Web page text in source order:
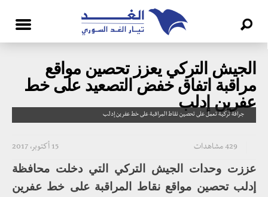
الجيش التركي يعزز تحصين مواقع
مراقبة اتفاق خفض التصعيد على خط
عفرين إدلب
جرافة تركية تعمل على تحصين نقاط المراقبة على خط عفرين إدلب
15 أكتوبر، 2017 429 مشاهدات
عززت وحدات الجيش التركي التي دخلت محافظة
إدلب تحصين مواقع نقاط المراقبة على خط عفرين